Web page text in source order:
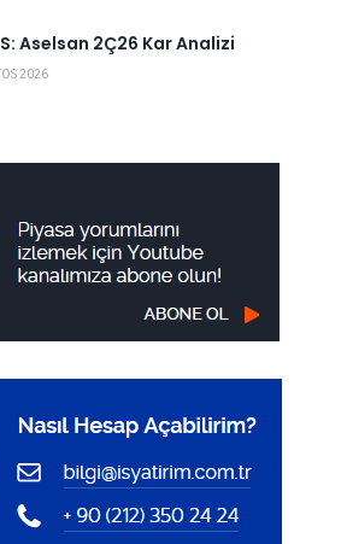
Aselsan 2Ç26 Kar Analizi
2026